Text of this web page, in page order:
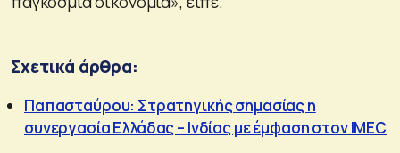
Σχετικά άρθρα:
Παπασταύρου: Στρατηγικής σημασίας η
συνεργασία Ελλάδας – Ινδίας με έμφαση στον IMEC